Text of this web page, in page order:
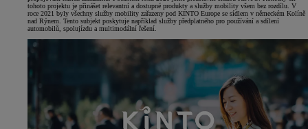
tohoto projektu je přinášet relevantní a dostupné produkty a služby mobility všem bez rozdílu. V
roce 2021 byly všechny služby mobility zařazeny pod KINTO Europe se sídlem v německém Kolíně
nad Rýnem. Tento subjekt poskytuje například služby předplatného pro používání a sdílení
automobilů, spolujízdu a multimodální řešení.